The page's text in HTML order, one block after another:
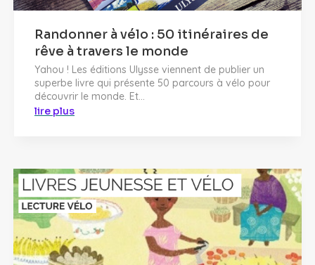
Randonner à vélo : 50 itinéraires de
rêve à travers le monde
Yahou ! Les éditions Ulysse viennent de publier un
superbe livre qui présente 50 parcours à vélo pour
découvrir le monde. Et...
lire plus